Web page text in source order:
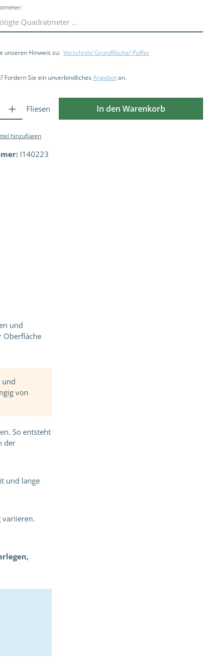
unseren Hinweis zu: Verschnitt/ Grundfläche/ Puffer
Fordern Sie ein unverbindlichesAngebotan.
Fliesen In den Warenkorb
hinzufügen
I140223
und
Oberfläche
und
von
So entsteht
der
und lange
variieren.